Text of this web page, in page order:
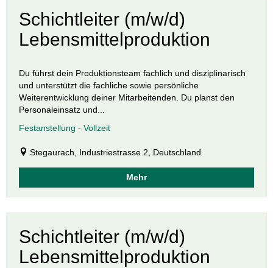
Schichtleiter (m/w/d)
Lebensmittelproduktion
Du führst dein Produktionsteam fachlich und disziplinarisch
und unterstützt die fachliche sowie persönliche
Weiterentwicklung deiner Mitarbeitenden. Du planst den
Personaleinsatz und...
Festanstellung - Vollzeit
Stegaurach, Industriestrasse 2, Deutschland
Mehr
Schichtleiter (m/w/d)
Lebensmittelproduktion